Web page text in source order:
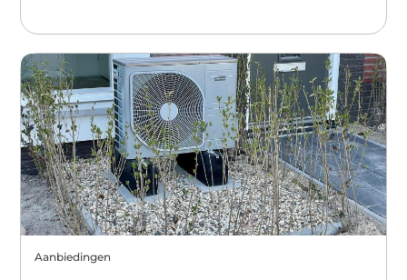
Aanbiedingen